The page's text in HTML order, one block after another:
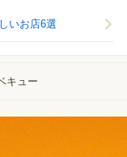
いお店6選
キュー